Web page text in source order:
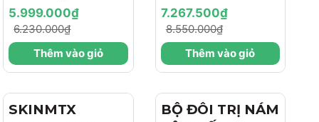
Tạo & Nâng Cơ
Chuyên Sâu -
Hiệu Ứng "Filler
+ Botox Like"
Hóa
5.999.000₫
6.230.000₫
Thêm vào giỏ
SKIN
DAY/NIGHT / BỘ
ĐÔI TRỊ NÁM
NGÀY/ĐÊM,
HÓA VÀ CĂNG
7.267.500₫
8.550.000₫
Thêm vào giỏ
SKINMTX
BỘ ĐÔI TRỊ NÁM